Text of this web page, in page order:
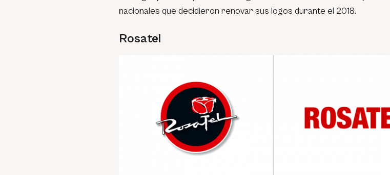
nacionales que decidieron renovar sus logos durante el 2018.
Rosatel